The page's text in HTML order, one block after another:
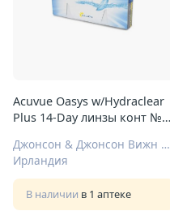
Acuvue Oasys w/Hydraclear
Plus 14-Day линзы конт №6
Джонсон & Джонсон Вижн Кэер Инк
Ирландия
В наличии в 1 аптеке